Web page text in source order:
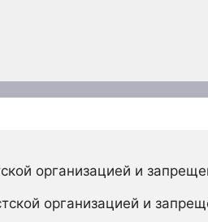
организацией и
организацией и